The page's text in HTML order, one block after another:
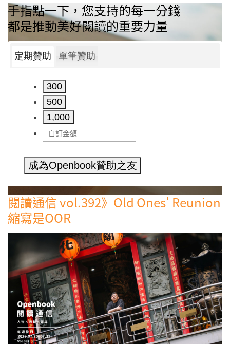
手指點一下，您支持的每一分錢
都是推動美好閱讀的重要力量
定期贊助 單筆贊助
300
500
1,000
成為Openbook贊助之友
閱讀通信 vol.392》Old Ones' Reunion
縮寫是OOR